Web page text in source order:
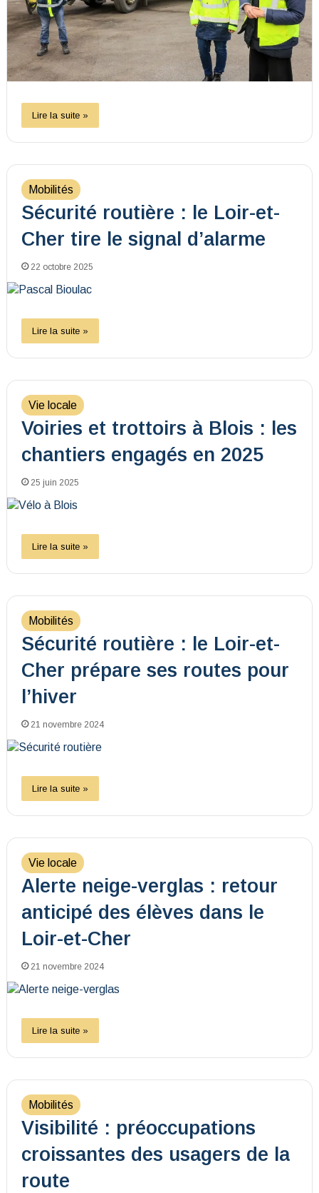
Lire la suite »
Mobilités
Sécurité routière : le Loir-et-
Cher tire le signal d’alarme
22 octobre 2025
Lire la suite »
Vie locale
Voiries et trottoirs à Blois : les
chantiers engagés en 2025
25 juin 2025
Lire la suite »
Mobilités
Sécurité routière : le Loir-et-
Cher prépare ses routes pour
l’hiver
21 novembre 2024
Lire la suite »
Vie locale
Alerte neige-verglas : retour
anticipé des élèves dans le
Loir-et-Cher
21 novembre 2024
Lire la suite »
Mobilités
Visibilité : préoccupations
croissantes des usagers de la
route